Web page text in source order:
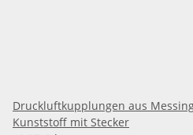
Druckluftkupplungen aus
Kunststoff mit Stecker